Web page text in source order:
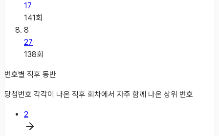
17
141회
8
27
138회
번호별 직후 동반
당첨번호 각각이 나온 직후 회차에서 자주 함께 나온 상위 번호
2